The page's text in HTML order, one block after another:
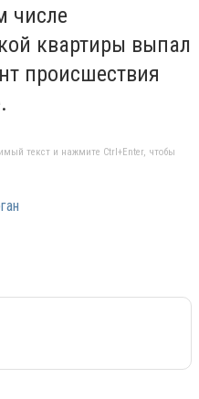
числе
квартиры выпал
происшествия
текст и нажмите Ctrl+Enter, чтобы